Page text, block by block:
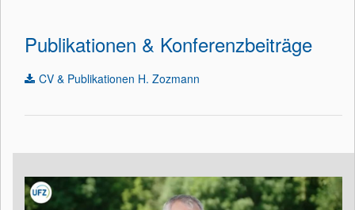
Publikationen & Konferenzbeiträge
CV & Publikationen H. Zozmann